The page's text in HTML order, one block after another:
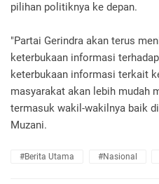
pilihan politiknya ke depan.
"Partai Gerindra akan terus
keterbukaan informasi
keterbukaan informasi terkait
masyarakat akan lebih mudah
termasuk wakil-wakilnya baik
Muzani.
#Berita Utama #Nasional